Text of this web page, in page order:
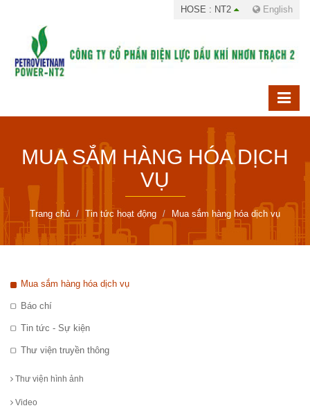
HOSE : NT2 English
MUA SẮM HÀNG HÓA DỊCH
VỤ
Trang chủ Tin tức hoạt động Mua sắm hàng hóa dịch vụ
Mua sắm hàng hóa dịch vụ
Báo chí
Tin tức - Sự kiện
Thư viện truyền thông
Thư viện hình ảnh
Video